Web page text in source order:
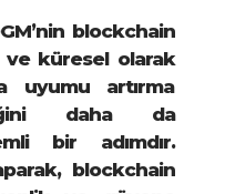
blockchain
ve küresel olarak
uyumu artırma
daha da
bir adımdır.
blockchain